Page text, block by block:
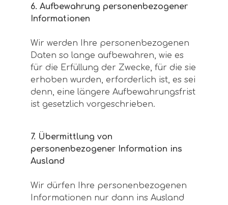
6. Aufbewahrung personenbezogener
Informationen
Wir werden Ihre personenbezogenen
Daten so lange aufbewahren, wie es
für die Erfüllung der Zwecke, für die sie
erhoben wurden, erforderlich ist, es sei
denn, eine längere Aufbewahrungsfrist
ist gesetzlich vorgeschrieben.
7. Übermittlung von
personenbezogener Information ins
Ausland
Wir dürfen Ihre personenbezogenen
Informationen nur dann ins Ausland